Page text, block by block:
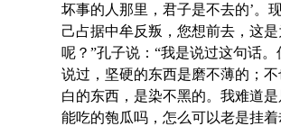
坏事的人那里，君子是不去的’。
己占据中牟反叛，您想前去，这是
呢？”孔子说：“我是说过这句话。
说过，坚硬的东西是磨不薄的；
白的东西，是染不黑的。我难道
能吃的匏瓜吗，怎么可以老是挂着